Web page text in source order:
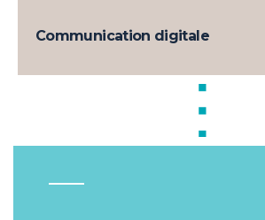
Communication digitale